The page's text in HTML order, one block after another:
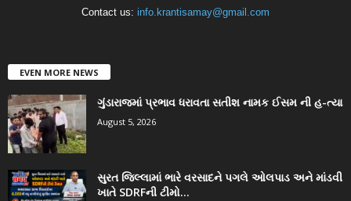
Contact us: info.krantisamay@gmail.com
EVEN MORE NEWS
ગુંડારાજમાં પ્રભાવ ધરાવતા સતીશ નામક ઈસમ ની હ-ત્યા
August 5, 2026
સુરત જિલ્લામાં ભારે વરસાદને પગલે ઓલપાડ અને માંડવી
ખાતે SDRFની ટીમો...